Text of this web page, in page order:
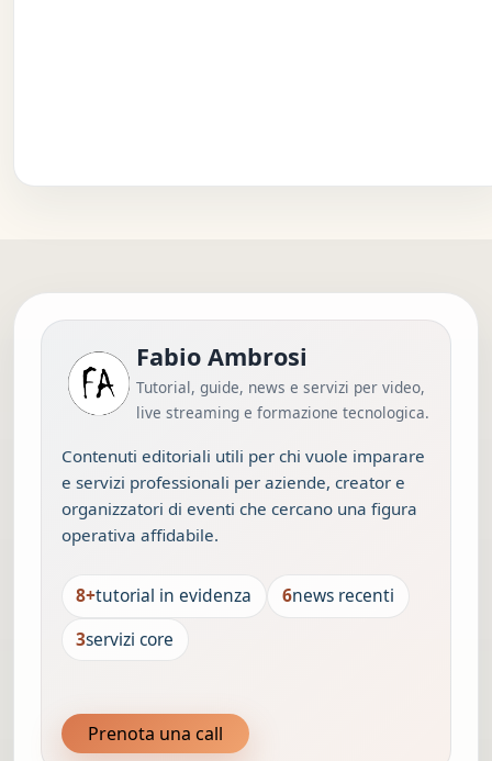
Fabio Ambrosi
Tutorial, guide, news e servizi per video,
live streaming e formazione tecnologica.
Contenuti editoriali utili per chi vuole imparare
e servizi professionali per aziende, creator e
organizzatori di eventi che cercano una figura
operativa affidabile.
8+tutorial in evidenza 6news recenti
3servizi core
Prenota una call